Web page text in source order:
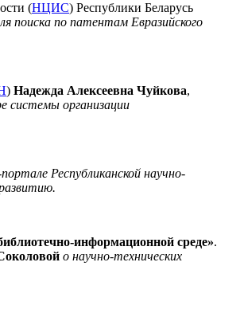
(НЦИС) Республики Беларусь
поиска по патентам Евразийского
) Надежда Алексеевна Чуйкова,
системы организации
Республиканской научно-
информационной среде».
о научно-технических